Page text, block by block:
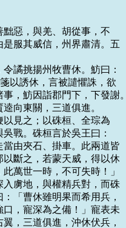
黜惡，與羌、胡從事，不
服其威信，州界肅清。五
譎挑揚州牧曹休。魴曰：
以誘休，言被譴懼誅，欲
，魴因詣郡門下，下發謝。
向東關，三道俱進。
以見之；以硃桓、全琮為
戰。硃桓言於吳王曰：
當由夾石、掛車。此兩道皆
斷之，若蒙天威，得以休
萬世一時，不可失時！」
虜地，與權精兵對，而硃
「曹休雖明果而希用兵，
，寵深為之備！」寵表未
，三道俱進，沖休伏兵，